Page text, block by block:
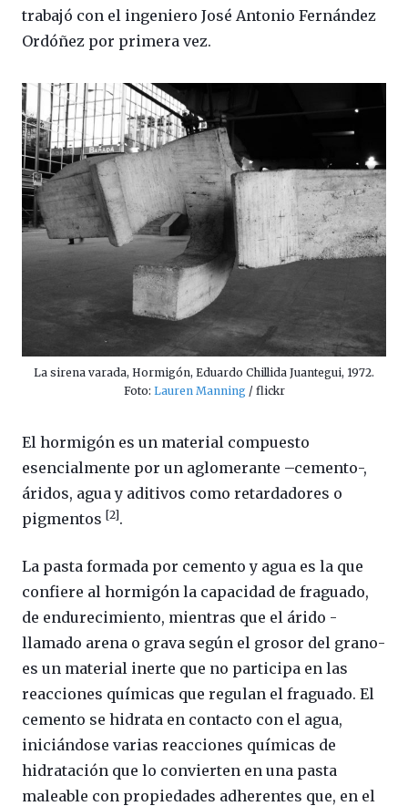
trabajó con el ingeniero José Antonio Fernández
Ordóñez por primera vez.
La sirena varada, Hormigón, Eduardo Chillida Juantegui, 1972.
Foto: Lauren Manning / flickr
El hormigón es un material compuesto
esencialmente por un aglomerante –cemento-,
áridos, agua y aditivos como retardadores o
pigmentos [2].
La pasta formada por cemento y agua es la que
confiere al hormigón la capacidad de fraguado,
de endurecimiento, mientras que el árido -
llamado arena o grava según el grosor del grano-
es un material inerte que no participa en las
reacciones químicas que regulan el fraguado. El
cemento se hidrata en contacto con el agua,
iniciándose varias reacciones químicas de
hidratación que lo convierten en una pasta
maleable con propiedades adherentes que, en el